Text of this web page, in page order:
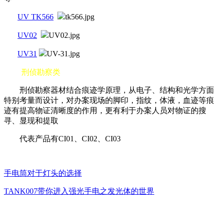
UV TK566
UV02
UV31
刑侦勘察类
刑侦勘察器材结合痕迹学原理，从电子、结构和光学方面
特别考量而设计，对办案现场的脚印，指纹，体液，血迹等痕
迹有提高物证清晰度的作用，更有利于办案人员对物证的搜
寻、显现和提取
代表产品有CI01、CI02、CI03
手电筒对于灯头的选择
TANK007带你进入强光手电之发光体的世界